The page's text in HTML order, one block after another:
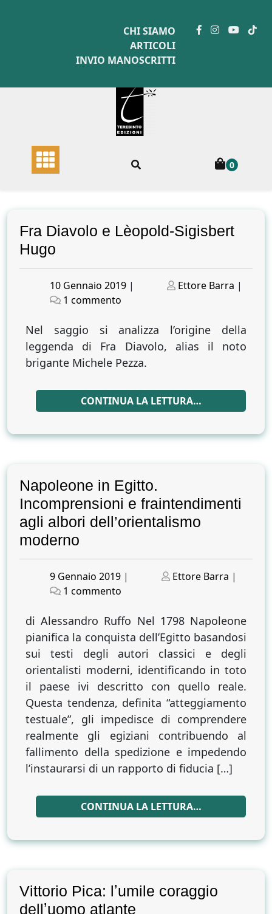
CHI SIAMO
ARTICOLI
INVIO MANOSCRITTI
0
Fra Diavolo e Lèopold-Sigisbert
Hugo
Posted
on
10 Gennaio 2019 |
Posted
Ettore Barra |
1 commento
Diavolo
e
Lèopold-
Hugo
Nel saggio si analizza l’origine della
leggenda di Fra Diavolo, alias il noto
brigante Michele Pezza.
CONTINUA LA LETTURA…
Napoleone in Egitto.
Incomprensioni e fraintendimenti
agli albori dell’orientalismo
moderno
Posted
on
9 Gennaio 2019 |
Posted
Ettore Barra |
1 commento
in
Egitto.
Incomprensioni
fraintendimenti
agli
albori
dell’orientalismo
moderno
di Alessandro Ruffo Nel 1798 Napoleone
pianifica la conquista dell’Egitto basandosi
sui testi degli autori classici e degli
orientalisti moderni, identificando in toto
il paese ivi descritto con quello reale.
Questa tendenza, definita “atteggiamento
testuale”, gli impedisce di comprendere
realmente gli egiziani contribuendo al
fallimento della spedizione e impedendo
l’instaurarsi di un rapporto di fiducia […]
CONTINUA LA LETTURA…
Vittorio Pica: lʼumile coraggio
dellʼuomo atlante